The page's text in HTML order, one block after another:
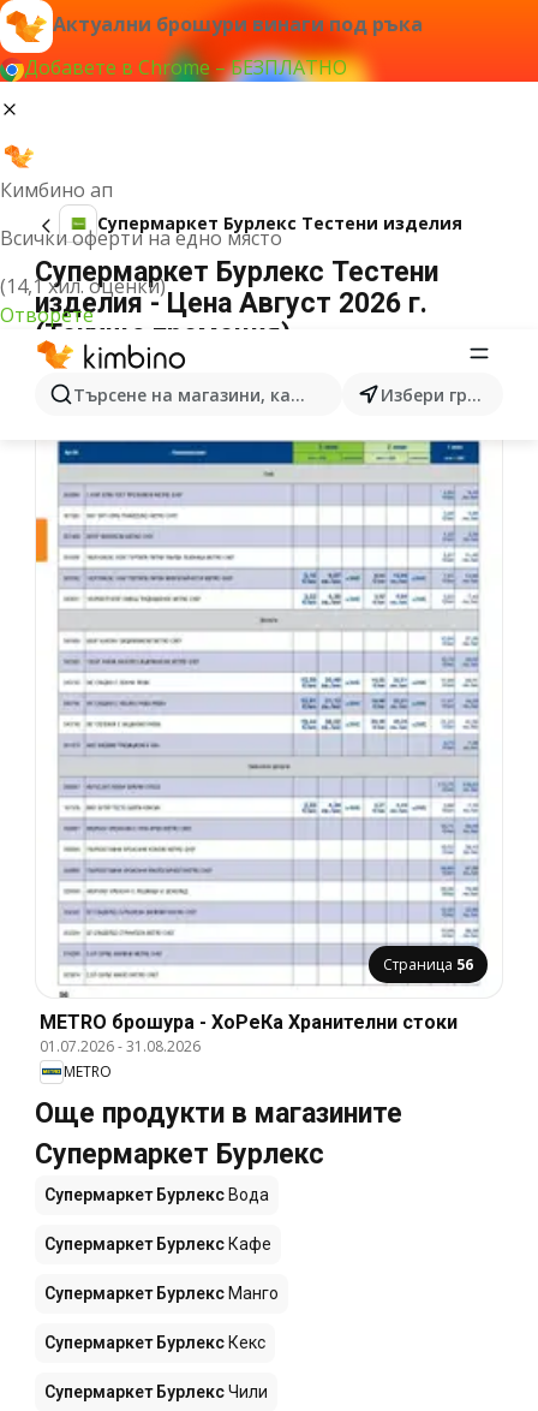
Актуални брошури винаги под ръка
Добавете в Chrome – БЕЗПЛАТНО
Кимбино ап
Всички оферти на едно място
(14,1 хил. оценки)
Отворете
Търсене на магазини, категории, продукти...Избери град
Супермаркет Бурлекс Тестени изделия
Супермаркет Бурлекс Тестени
изделия - Цена Август 2026 г.
(Текуща промоция)
Страница 56
METRO брошура - ХоРеКа Хранителни стоки
01.07.2026-31.08.2026
METRO
Още продукти в магазините
Супермаркет Бурлекс
Супермаркет Бурлекс Вода
Супермаркет Бурлекс Кафе
Супермаркет Бурлекс Манго
Супермаркет Бурлекс Кекс
Супермаркет БурлексЧили